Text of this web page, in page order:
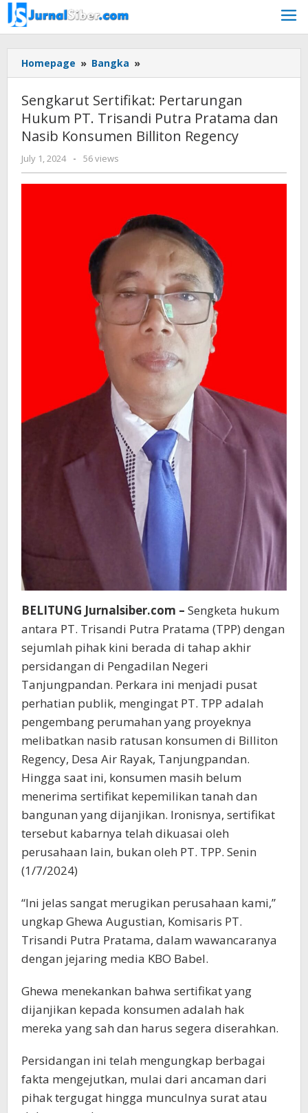
Skip
to
content
Homepage » Bangka »
Sertifikat:
Hukum
PT.
Trisandi
dan
Billiton
Regency
Sengkarut Sertifikat: Pertarungan
Hukum PT. Trisandi Putra Pratama dan
Nasib Konsumen Billiton Regency
July 1, 2024
by
Jurnalsiber
- 56 views
BELITUNG Jurnalsiber.com – Sengketa hukum
antara PT. Trisandi Putra Pratama (TPP) dengan
sejumlah pihak kini berada di tahap akhir
persidangan di Pengadilan Negeri
Tanjungpandan. Perkara ini menjadi pusat
perhatian publik, mengingat PT. TPP adalah
pengembang perumahan yang proyeknya
melibatkan nasib ratusan konsumen di Billiton
Regency, Desa Air Rayak, Tanjungpandan.
Hingga saat ini, konsumen masih belum
menerima sertifikat kepemilikan tanah dan
bangunan yang dijanjikan. Ironisnya, sertifikat
tersebut kabarnya telah dikuasai oleh
perusahaan lain, bukan oleh PT. TPP. Senin
(1/7/2024)
“Ini jelas sangat merugikan perusahaan kami,”
ungkap Ghewa Augustian, Komisaris PT.
Trisandi Putra Pratama, dalam wawancaranya
dengan jejaring media KBO Babel.
Ghewa menekankan bahwa sertifikat yang
dijanjikan kepada konsumen adalah hak
mereka yang sah dan harus segera diserahkan.
Persidangan ini telah mengungkap berbagai
fakta mengejutkan, mulai dari ancaman dari
pihak tergugat hingga munculnya surat atau